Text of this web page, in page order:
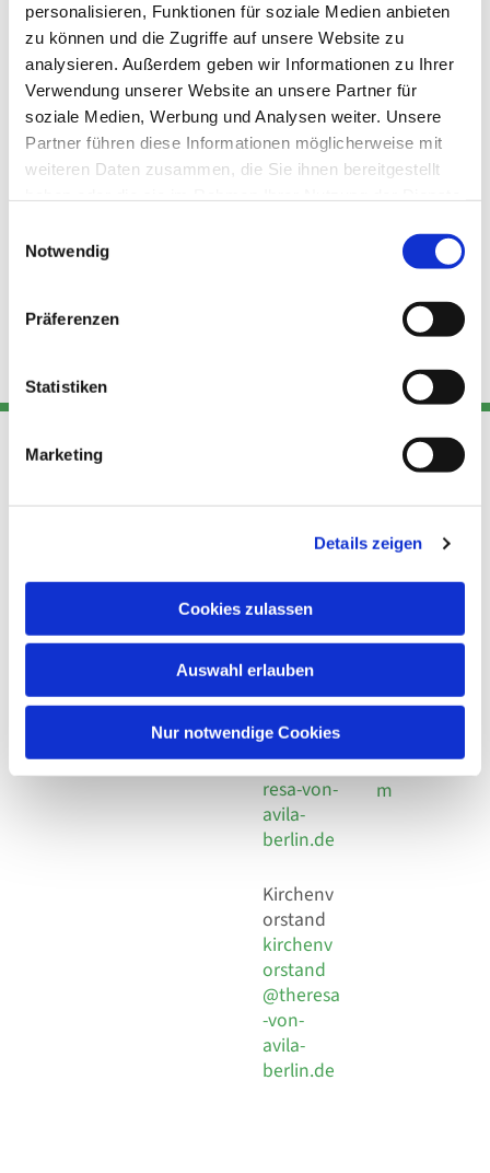
personalisieren, Funktionen für soziale Medien anbieten
zu können und die Zugriffe auf unsere Website zu
analysieren. Außerdem geben wir Informationen zu Ihrer
Verwendung unserer Website an unsere Partner für
soziale Medien, Werbung und Analysen weiter. Unsere
Partner führen diese Informationen möglicherweise mit
weiteren Daten zusammen, die Sie ihnen bereitgestellt
Notwendig
Präferenzen
Statistiken
Marketing
Details zeigen
Cookies zulassen
Auswahl erlauben
Nur notwendige Cookies
Adresse
Kirchengemeinde Pfarrei
Hl. Theresa von Avila Berlin
Leitender Pfarrer - Norbert
Behaimstr. 39
Kont
Telefon
+49 30
924 64 28
Fax +49
30 924 54
18
E-Mail
info@the
resa-von-
avila-
berlin.de
Kirchenv
orstand
kirchenv
orstand
@theresa
-von-
avila-
berlin.de
Links
Datensch
utz
Social
Impressu
m